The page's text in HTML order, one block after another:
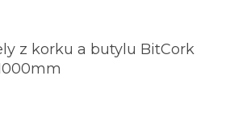
z korku a butylu BitCork